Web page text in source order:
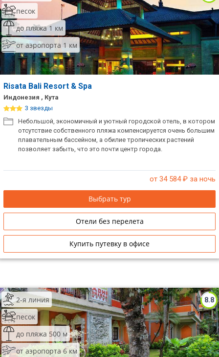
песок
до пляжа 1 км
от аэропорта 1 км
Risata Bali Resort & Spa
Индонезия , Кута
3 звезды
Небольшой, экономичный и уютный городской отель, в котором
отсутствие собственного пляжа компенсируется очень большим
плавательным бассейном, а обилие тропических растений
позволяет забыть, что это почти центр города.
от 34 584₽ за ночь
Выбрать тур
Отели без перелета
Купить путевку в офисе
8.8
2-я линия
песок
до пляжа 500 м
от аэропорта 6 км